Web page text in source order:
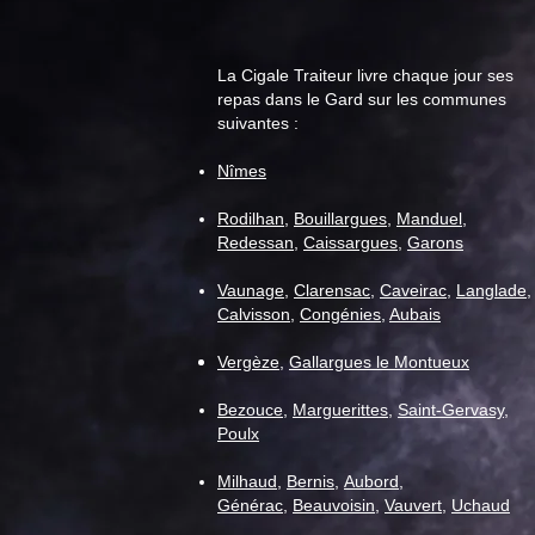
carte traiteur événementiel à
La Cigale Traiteur livre chaque jour ses
repas dans le Gard sur les communes
suivantes :
Nîmes
Rodilhan, Bouillargues, Manduel,
Redessan, Caissargues, Garons
Vaunage, Clarensac, Caveirac, Langlade,
Calvisson, Congénies, Aubais
Vergèze, Gallargues le Montueux
Bezouce, Marguerittes, Saint-Gervasy,
Poulx
Milhaud, Bernis, Aubord,
Générac, Beauvoisin, Vauvert, Uchaud